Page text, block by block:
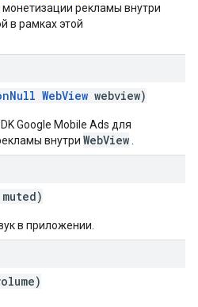
рекламы внутри
в рамках этой
WebView webview)
Google Mobile Ads для
внутри WebView
в приложении.